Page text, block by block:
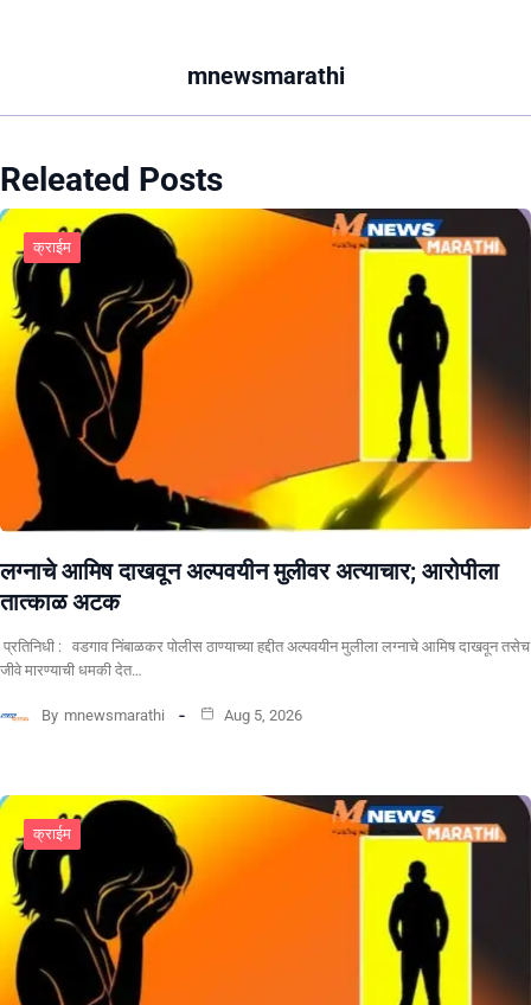
mnewsmarathi
Releated Posts
क्राईम
लग्नाचे आमिष दाखवून अल्पवयीन मुलीवर अत्याचार; आरोपीला
तात्काळ अटक
प्रतिनिधी : वडगाव निंबाळकर पोलीस ठाण्याच्या हद्दीत अल्पवयीन मुलीला लग्नाचे आमिष दाखवून तसेच
जीवे मारण्याची धमकी देत…
By mnewsmarathi Aug 5, 2026
क्राईम